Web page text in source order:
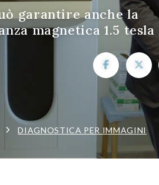
garantire anche la
magnetica 1.5 tesla
DIAGNOSTICA PER IMMAGINI